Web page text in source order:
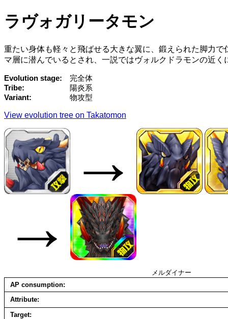
ラヴォガリータモン
重たい身体も軽々と飛ばせる大きな翼に、鍛えられた脚力
マ層に潜んでいるとされ、一説ではヴォルクドラモンの近
Evolution stage
完全体
Tribe
陽炎系
Variant
物攻型
View evolution tree on Takatomon
→
→
メルダイナー
AP consumption
Attribute
Target